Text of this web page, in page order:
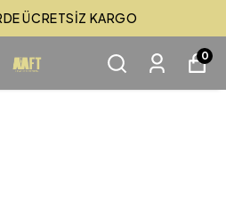
ÜCRETSİZ KARGO
0